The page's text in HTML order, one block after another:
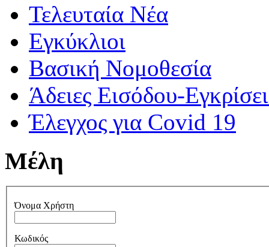
Τελευταία Νέα
Εγκύκλιοι
Βασική Νομοθεσία
Άδειες Εισόδου-
Έλεγχος για Covid 19
Μέλη
Όνομα Χρήστη
Κωδικός